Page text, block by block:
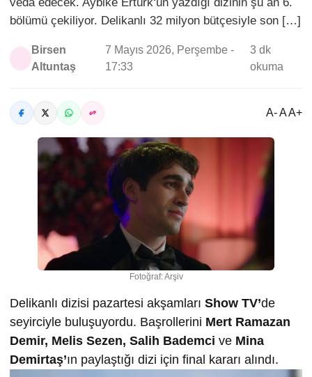
bölümü çekiliyor. Delikanlı 32 milyon bütçesiyle son […]
Birsen
Altuntaş
7 Mayıs 2026, Perşembe -
17:33
3 dk
okuma
A- A A+
Fotoğraf: Arşiv
Delikanlı dizisi pazartesi akşamları Show TV’de
seyirciyle buluşuyordu. Başrollerini Mert Ramazan
Demir, Melis Sezen, Salih Bademci ve Mina
Demirtaş’ın paylaştığı dizi için final kararı alındı.